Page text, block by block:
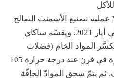
وثّق ساكاي وماشيدا-Machida عملية تصنيع الأسمنت الصالح
للأكل من خلال مقال نشراه في أيار 2021. ويقسّم ساكاي
إلى 3 مراحل: تكسَّر المواد الخام (فضلات
الطعام) وتوضع القطع الصغيرة في فرن عند درجة حرارة 105
ثم يتمّ سحق الموادّ الجافّة